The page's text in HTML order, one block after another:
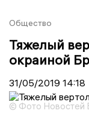
Общество
Тяжелый
окраиной
31/05/2019 14:18
© Фото Новостей